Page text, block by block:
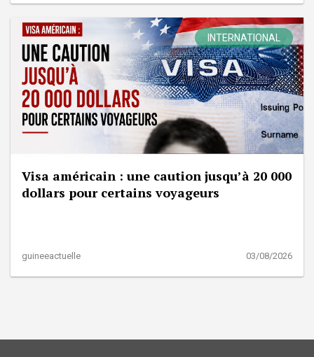
INTERNATIONAL
Visa américain : une caution jusqu’à 20 000
dollars pour certains voyageurs
guineeactuelle 03/08/2026